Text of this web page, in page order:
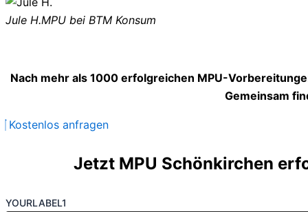
Jule H.MPU bei BTM Konsum
Nach mehr als 1000 erfolgreichen MPU-
Gemeinsam
Kostenlos anfragen
Jetzt MPU Schönkirchen
YOURLABEL1